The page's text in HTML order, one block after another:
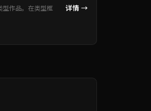
型作品。在类型框
详情 →